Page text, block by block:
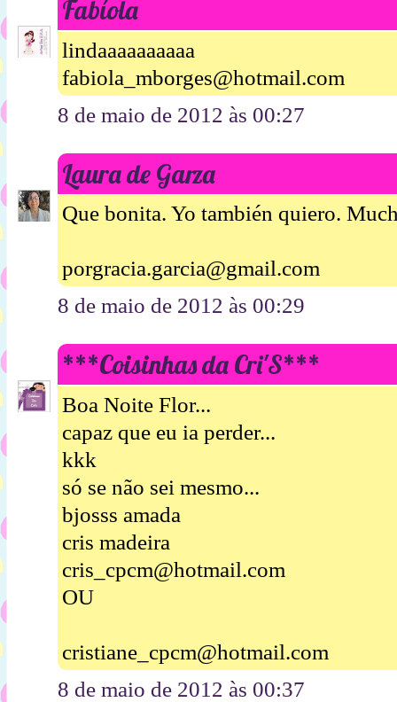
Fabíola
lindaaaaaaaaaa
fabiola_mborges@hotmail.com
8 de maio de 2012 às 00:27
Laura de Garza
Que bonita. Yo también quiero.
porgracia.garcia@gmail.com
8 de maio de 2012 às 00:29
***Coisinhas da Cri'S***
Boa Noite Flor...
capaz que eu ia perder...
kkk
só se não sei mesmo...
bjosss amada
cris madeira
cris_cpcm@hotmail.com
OU
cristiane_cpcm@hotmail.com
8 de maio de 2012 às 00:37